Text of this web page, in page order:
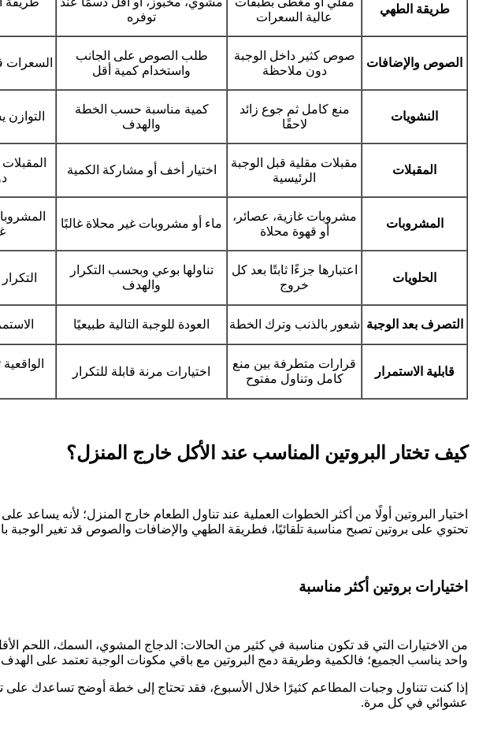
طريقة الطهي
عالية السعرات
توفره
الصوص والإضافات
صوص كثير داخل الوجبة
دون ملاحظة
طلب الصوص على الجانب
واستخدام كمية أقل
السعرات
النشويات
منع كامل ثم جوع زائد
لاحقًا
كمية مناسبة حسب الخطة
والهدف
المقبلات
مقبلات مقلية قبل الوجبة
الرئيسية
اختيار أخف أو مشاركة الكمية
المشروبات
مشروبات غازية، عصائر،
أو قهوة محلاة
ماء أو مشروبات غير محلاة غالبًا
الحلويات
اعتبارها جزءًا ثابتًا بعد كل
خروج
تناولها بوعي وبحسب التكرار
والهدف
التصرف بعد الوجبة شعور بالذنب وترك الخطة العودة للوجبة التالية طبيعيًا
قابلية الاستمرار
قرارات متطرفة بين منع
كامل وتناول مفتوح
اختيارات مرنة قابلة للتكرار
كيف تختار البروتين المناسب عند الأكل خارج المنزل؟
اختيار البروتين أولًا من أكثر الخطوات العملية عند تناول الطعام خارج المنزل؛ لأنه يساعد
تحتوي على بروتين تصبح مناسبة تلقائيًا، فطريقة الطهي والإضافات والصوص قد تغير الوجبة
اختيارات بروتين أكثر مناسبة
من الاختيارات التي قد تكون مناسبة في كثير من الحالات: الدجاج المشوي، السمك، اللحم
واحد يناسب الجميع؛ فالكمية وطريقة دمج البروتين مع باقي مكونات الوجبة تعتمد على
إذا كنت تتناول وجبات المطاعم كثيرًا خلال الأسبوع، فقد تحتاج إلى خطة أوضح تساعدك على
عشوائي في كل مرة.